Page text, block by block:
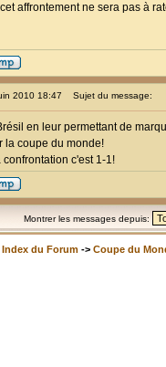
affrontement ne sera pas à
2010 18:47 Sujet du message:
en leur permettant de
la coupe du monde!
confrontation c'est 1-1!
Montrer les messages depuis:
du Forum -> Coupe du